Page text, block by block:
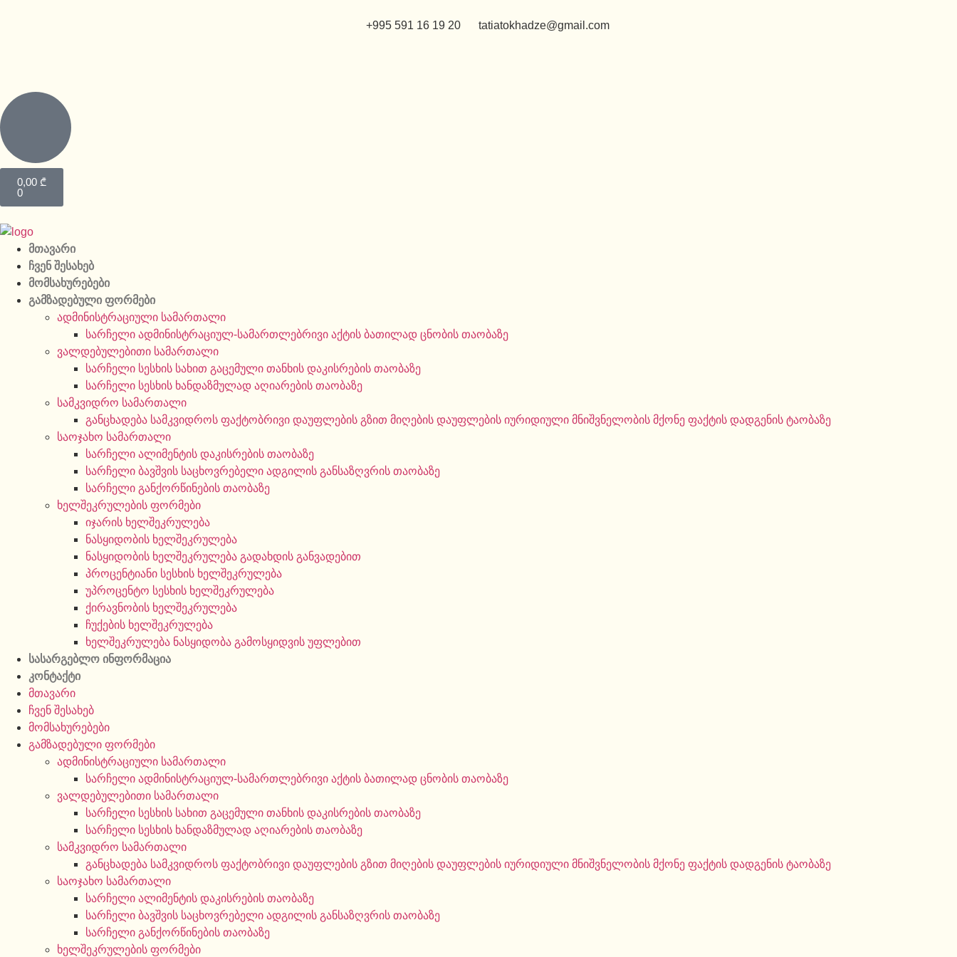
+995 591 16 19 20 tatiatokhadze@gmail.com
0,00 ₾
0
მთავარი
ჩვენ შესახებ
მომსახურებები
გამზადებული ფორმები
ადმინისტრაციული სამართალი
სარჩელი ადმინისტრაციულ-სამართლებრივი აქტის ბათილად ცნობის თაობაზე
ვალდებულებითი სამართალი
სარჩელი სესხის სახით გაცემული თანხის დაკისრების თაობაზე
სარჩელი სესხის ხანდაზმულად აღიარების თაობაზე
სამკვიდრო სამართალი
განცხადება სამკვიდროს ფაქტობრივი დაუფლების გზით მიღების დაუფლების იურიდიული მნიშვნელობის მქონე ფაქტის დადგენის ტაობაზე
საოჯახო სამართალი
სარჩელი ალიმენტის დაკისრების თაობაზე
სარჩელი ბავშვის საცხოვრებელი ადგილის განსაზღვრის თაობაზე
სარჩელი განქორწინების თაობაზე
ხელშეკრულების ფორმები
იჯარის ხელშეკრულება
ნასყიდობის ხელშეკრულება
ნასყიდობის ხელშეკრულება გადახდის განვადებით
პროცენტიანი სესხის ხელშეკრულება
უპროცენტო სესხის ხელშეკრულება
ქირავნობის ხელშეკრულება
ჩუქების ხელშეკრულება
ხელშეკრულება ნასყიდობა გამოსყიდვის უფლებით
სასარგებლო ინფორმაცია
კონტაქტი
მთავარი
ჩვენ შესახებ
მომსახურებები
გამზადებული ფორმები
ადმინისტრაციული სამართალი
სარჩელი ადმინისტრაციულ-სამართლებრივი აქტის ბათილად ცნობის თაობაზე
ვალდებულებითი სამართალი
სარჩელი სესხის სახით გაცემული თანხის დაკისრების თაობაზე
სარჩელი სესხის ხანდაზმულად აღიარების თაობაზე
სამკვიდრო სამართალი
განცხადება სამკვიდროს ფაქტობრივი დაუფლების გზით მიღების დაუფლების იურიდიული მნიშვნელობის მქონე ფაქტის დადგენის ტაობაზე
საოჯახო სამართალი
სარჩელი ალიმენტის დაკისრების თაობაზე
სარჩელი ბავშვის საცხოვრებელი ადგილის განსაზღვრის თაობაზე
სარჩელი განქორწინების თაობაზე
ხელშეკრულების ფორმები